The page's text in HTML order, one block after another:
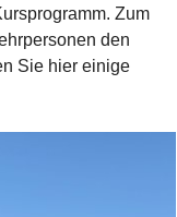
Zum
den
Sie hier einige